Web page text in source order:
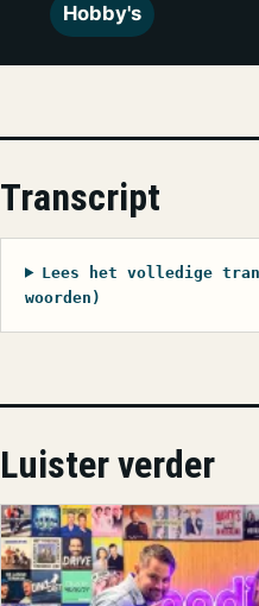
Hobby's
Transcript
Lees het volledige
woorden)
Luister verder